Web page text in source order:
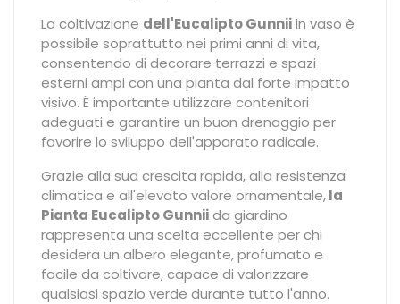
La coltivazione dell'Eucalipto Gunniiin vaso è
possibile soprattutto nei primi anni di vita,
consentendo di decorare terrazzi e spazi
esterni ampi con una pianta dal forte impatto
visivo. È importante utilizzare contenitori
adeguati e garantire un buon drenaggio per
favorire lo sviluppo dell'apparato radicale.
Grazie alla sua crescita rapida, alla resistenza
climatica e all'elevato valore ornamentale,la
Pianta Eucalipto Gunniida giardino
rappresenta una scelta eccellente per chi
desidera un albero elegante, profumato e
facile da coltivare, capace di valorizzare
qualsiasi spazio verde durante tutto l'anno.